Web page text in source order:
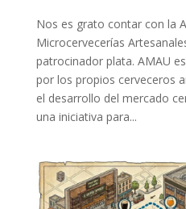
Nos es grato contar con la
Microcervecerías
patrocinador plata. AMAU
por los propios cerveceros
el desarrollo del mercado
una iniciativa para...